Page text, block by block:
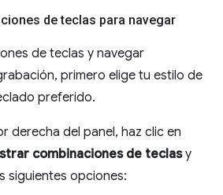
de teclas para navegar
de teclas y navegar
primero elige tu estilo de
preferido.
derecha del panel, haz clic en
combinaciones de teclasy
siguientes opciones: